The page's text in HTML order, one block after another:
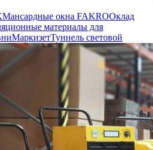
Мансардные окна FAKROОклад
материалы для
МаркизетТуннель световой